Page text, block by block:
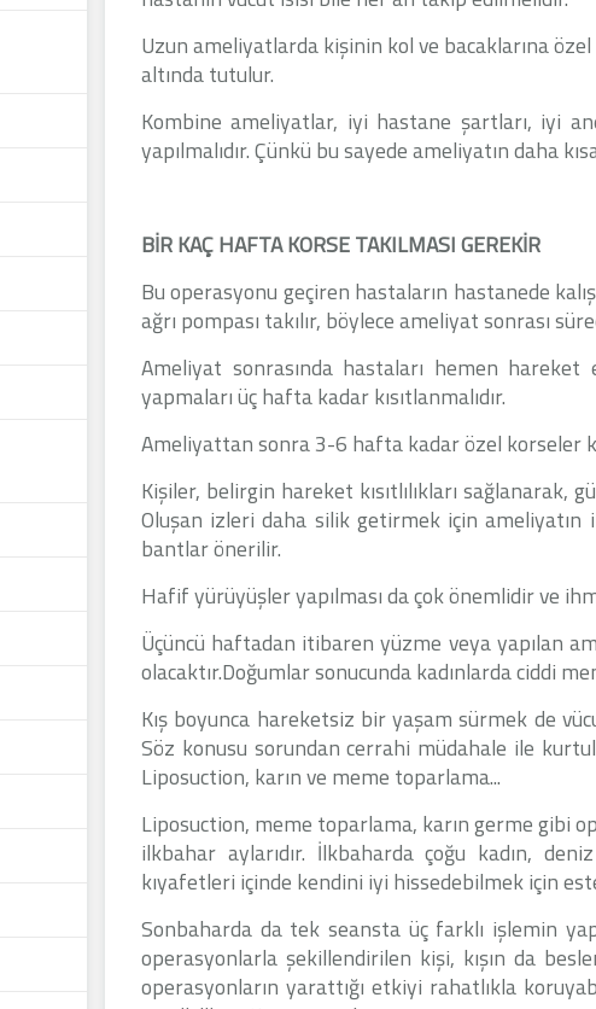
Uzun ameliyatlarda kişinin kol ve bacaklarına özel
altında tutulur.
Kombine ameliyatlar, iyi hastane şartları, iyi
yapılmalıdır. Çünkü bu sayede ameliyatın daha
BİR KAÇ HAFTA KORSE TAKILMASI GEREKİR
Bu operasyonu geçiren hastaların hastanede
ağrı pompası takılır, böylece ameliyat sonrası
Ameliyat sonrasında hastaları hemen
yapmaları üç hafta kadar kısıtlanmalıdır.
Ameliyattan sonra 3-6 hafta kadar özel korseler
Kişiler, belirgin hareket kısıtlılıkları
Oluşan izleri daha silik getirmek için
bantlar önerilir.
Hafif yürüyüşler yapılması da çok önemlidir ve
Üçüncü haftadan itibaren yüzme veya yapılan
olacaktır.Doğumlar sonucunda kadınlarda ciddi
Kış boyunca hareketsiz bir yaşam sürmek de
Söz konusu sorundan cerrahi müdahale ile
Liposuction, karın ve meme toparlama...
Liposuction, meme toparlama, karın germe gibi
ilkbahar aylarıdır. İlkbaharda çoğu kadın,
kıyafetleri içinde kendini iyi hissedebilmek için
Sonbaharda da tek seansta üç farklı işlemin
operasyonlarla şekillendirilen kişi, kışın da
operasyonların yarattığı etkiyi rahatlıkla